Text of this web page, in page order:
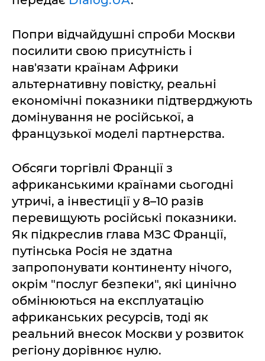
Попри відчайдушні спроби Москви
посилити свою присутність і
нав'язати країнам Африки
альтернативну повістку, реальні
економічні показники підтверджують
домінування не російської, а
французької моделі партнерства.
Обсяги торгівлі Франції з
африканськими країнами сьогодні
утричі, а інвестиції у 8–10 разів
перевищують російські показники.
Як підкреслив глава МЗС Франції,
путінська Росія не здатна
запропонувати континенту нічого,
окрім "послуг безпеки", які цинічно
обмінюються на експлуатацію
африканських ресурсів, тоді як
реальний внесок Москви у розвиток
регіону дорівнює нулю.